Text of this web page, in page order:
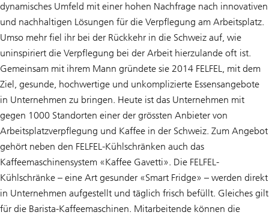
dynamisches Umfeld mit einer hohen Nachfrage nach innovativen
und nachhaltigen Lösungen für die Verpflegung am Arbeitsplatz.
Umso mehr fiel ihr bei der Rückkehr in die Schweiz auf, wie
uninspiriert die Verpflegung bei der Arbeit hierzulande oft ist.
Gemeinsam mit ihrem Mann gründete sie 2014 FELFEL, mit dem
Ziel, gesunde, hochwertige und unkomplizierte Essensangebote
in Unternehmen zu bringen. Heute ist das Unternehmen mit
gegen 1000 Standorten einer der grössten Anbieter von
Arbeitsplatzverpflegung und Kaffee in der Schweiz. Zum Angebot
gehört neben den FELFEL-Kühlschränken auch das
Kaffeemaschinensystem «Kaffee Gavetti». Die FELFEL-
Kühlschränke – eine Art gesunder «Smart Fridge» – werden direkt
in Unternehmen aufgestellt und täglich frisch befüllt. Gleiches gilt
für die Barista-Kaffeemaschinen. Mitarbeitende können die